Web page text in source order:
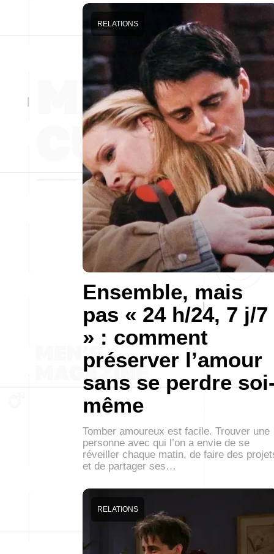
Ensemble, mais
pas « 24 h/24, 7 j/7
» : comment
préserver l’amour
sans se perdre
même
RELATIONS
Tomber amoureux est facile. Trouver une
personne avec qui l’on a envie de se
réveiller chaque matin, de faire des
et de partager ses…
RELATIONS